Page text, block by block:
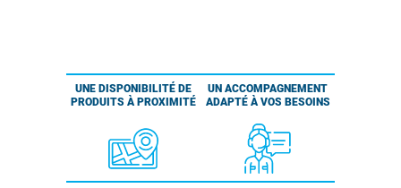
UNE DISPONIBILITÉ DE
PRODUITS À PROXIMITÉ
UN ACCOMPAGNEMENT
ADAPTÉ À VOS BESOINS